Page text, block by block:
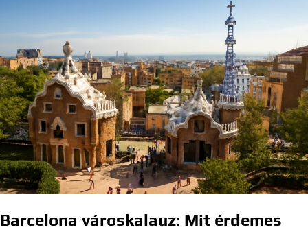
Barcelona városkalauz: Mit érdemes